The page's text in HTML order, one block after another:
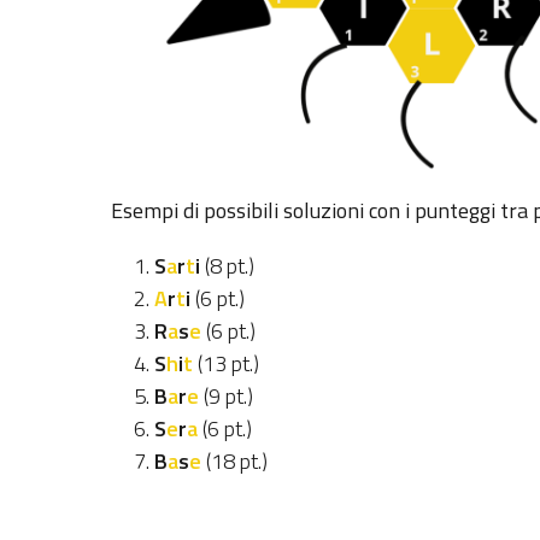
Esempi di possibili soluzioni con i punteggi tra
Sarti(8 pt.)
Arti(6 pt.)
Rase(6 pt.)
Shit(13 pt.)
Bare(9 pt.)
Sera(6 pt.)
Base(18 pt.)